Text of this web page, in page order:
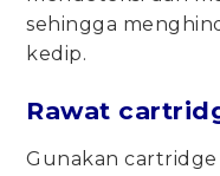
sehingga
kedip.
Rawat
Gunakan